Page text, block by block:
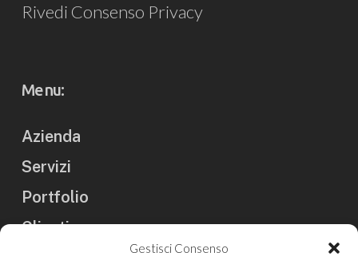
Gestisci Consenso
Rivedi Consenso Privacy
Menu:
Azienda
Servizi
Portfolio
Clienti